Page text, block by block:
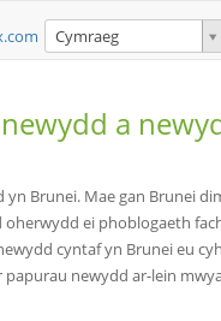
Cymraeg
a
yn Brunei. Mae gan Brunei
ei phoblogaeth
cyntaf yn Brunei eu
newydd ar-lein